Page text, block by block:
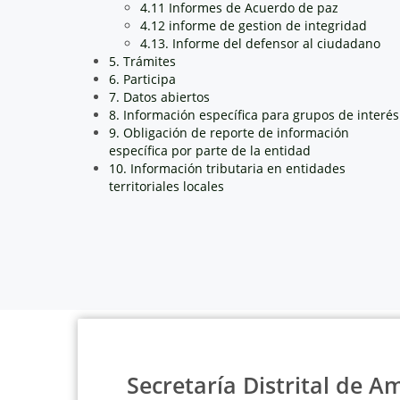
4.11 Informes de Acuerdo de paz
4.12 informe de gestion de integridad
4.13. Informe del defensor al ciudadano
5. Trámites
6. Participa
7. Datos abiertos
8. Información específica para grupos de interés
9. Obligación de reporte de información
específica por parte de la entidad
10. Información tributaria en entidades
territoriales locales
Secretaría Distrital de